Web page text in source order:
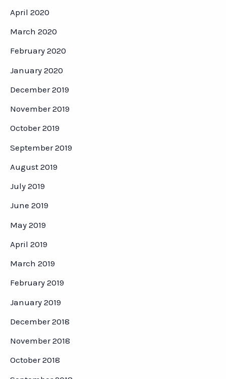
April 2020
March 2020
February 2020
January 2020
December 2019
November 2019
October 2019
September 2019
August 2019
July 2019
June 2019
May 2019
April 2019
March 2019
February 2019
January 2019
December 2018
November 2018
October 2018